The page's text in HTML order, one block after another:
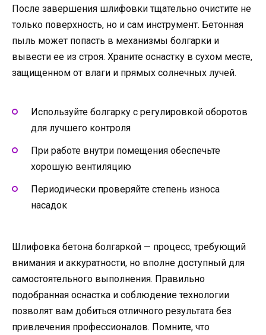
После завершения шлифовки тщательно очистите не
только поверхность, но и сам инструмент. Бетонная
пыль может попасть в механизмы болгарки и
вывести ее из строя. Храните оснастку в сухом месте,
защищенном от влаги и прямых солнечных лучей.
Используйте болгарку с регулировкой оборотов
для лучшего контроля
При работе внутри помещения обеспечьте
хорошую вентиляцию
Периодически проверяйте степень износа
насадок
Шлифовка бетона болгаркой — процесс, требующий
внимания и аккуратности, но вполне доступный для
самостоятельного выполнения. Правильно
подобранная оснастка и соблюдение технологии
позволят вам добиться отличного результата без
привлечения профессионалов. Помните, что